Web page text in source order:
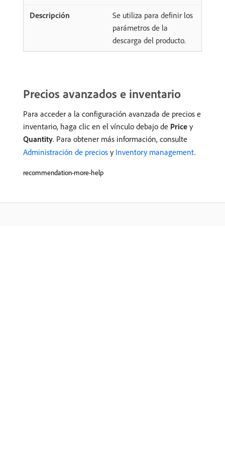
Se utiliza para definir los
parámetros de la
descarga del producto.
Precios avanzados e inventario
Para acceder a la configuración avanzada de precios e
inventario, haga clic en el vínculo debajo de Price y
Quantity. Para obtener más información, consulte
Administración de precios y Inventory management.
recommendation-more-help